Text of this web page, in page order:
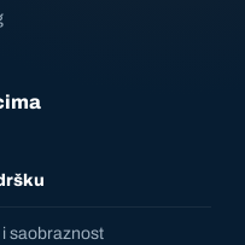
saobraznost